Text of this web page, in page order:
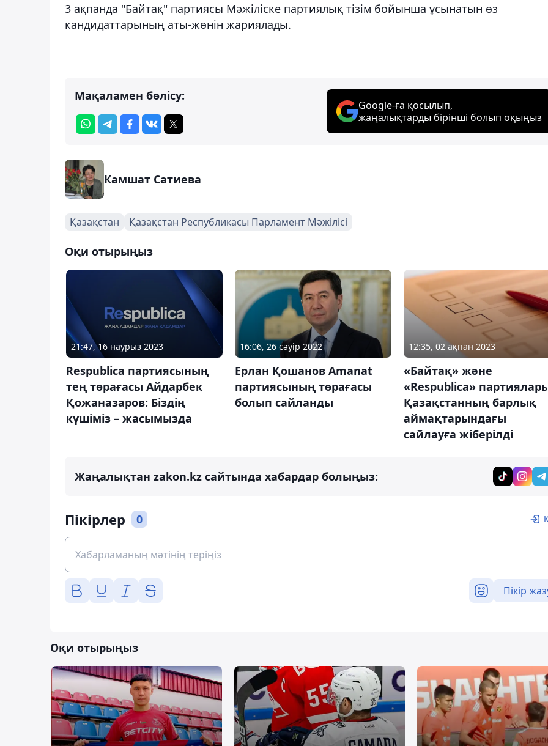
3 ақпанда "Байтақ" партиясы Мәжіліске партиялық тізім бойынша ұсынатын өз
кандидаттарының аты-жөнін жариялады.
Мақаламен бөлісу:
Google-ға қосылып,
жаңалықтарды бірінші болып оқыңыз
Камшат Сатиева
Қазақстан Қазақстан Республикасы Парламент Мәжілісі
Оқи отырыңыз
21:47, 16 наурыз 2023
Respublica партиясының
тең төрағасы Айдарбек
Қожаназаров: Біздің
күшіміз – жасымызда
16:06, 26 сәуір 2022
Ерлан Қошанов Amanat
партиясының төрағасы
болып сайланды
12:35, 02 ақпан 2023
«Байтақ» және
«Respublica»
Қазақстанның барлық
аймақтарындағы
сайлауға жіберілді
Жаңалықтан zakon.kz сайтында хабардар болыңыз:
Пікірлер 0
Пікір
Оқи отырыңыз